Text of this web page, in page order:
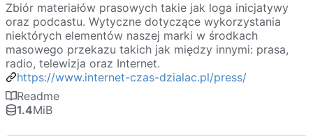
Zbiór materiałów prasowych takie jak loga inicjatywy
oraz podcastu. Wytyczne dotyczące wykorzystania
niektórych elementów naszej marki w środkach
masowego przekazu takich jak między innymi: prasa,
radio, telewizja oraz Internet.
https://www.internet-czas-dzialac.pl/press/
Readme
1.4MiB